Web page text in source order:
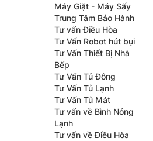
Máy Giặt - Máy Sấy
Trung Tâm Bảo Hành
Tư vấn Điều Hòa
Tư Vấn Robot hút bụi
Tư Vấn Thiết Bị Nhà
Bếp
Tư Vấn Tủ Đông
Tư Vấn Tủ Lạnh
Tư Vấn Tủ Mát
Tư vấn về Bình Nóng
Lạnh
Tư vấn về Điều Hòa